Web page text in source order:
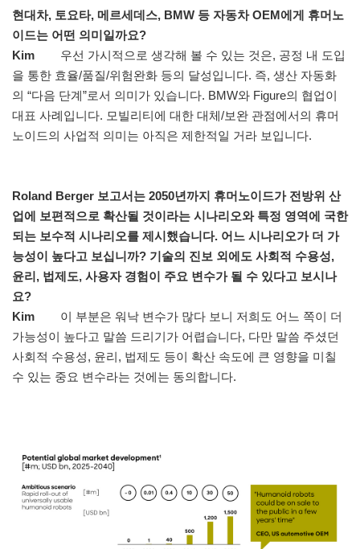
현대차, 토요타, 메르세데스, BMW 등 자동차 OEM에게 휴머노
이드는 어떤 의미일까요?
Kim
우선 가시적으로 생각해 볼 수 있는 것은, 공정 내 도입
을 통한 효율/품질/위험완화 등의 달성입니다. 즉, 생산 자동화
의 “다음 단계”로서 의미가 있습니다. BMW와 Figure의 협업이
대표 사례입니다. 모빌리티에 대한 대체/보완 관점에서의 휴머
노이드의 사업적 의미는 아직은 제한적일 거라 보입니다.
Roland Berger 보고서는 2050년까지 휴머노이드가 전방위 산
업에 보편적으로 확산될 것이라는 시나리오와 특정 영역에 국한
되는 보수적 시나리오를 제시했습니다. 어느 시나리오가 더 가
능성이 높다고 보십니까? 기술의 진보 외에도 사회적 수용성,
윤리, 법제도, 사용자 경험이 주요 변수가 될 수 있다고 보시나
요?
Kim
이 부분은 워낙 변수가 많다 보니 저희도 어느 쪽이 더
가능성이 높다고 말씀 드리기가 어렵습니다, 다만 말씀 주셨던
사회적 수용성, 윤리, 법제도 등이 확산 속도에 큰 영향을 미칠
수 있는 중요 변수라는 것에는 동의합니다.